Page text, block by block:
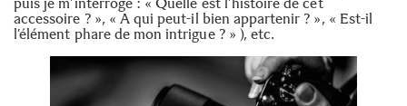
puis je m’interroge : « Quelle est l’histoire de cet
accessoire ? », « A qui peut-il bien appartenir ? », « Est-il
l’élément phare de mon intrigue ? » ), etc.